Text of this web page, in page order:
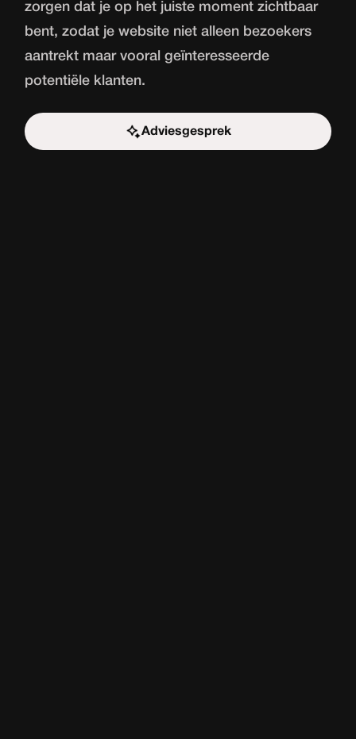
zorgen dat je op het juiste moment zichtbaar
bent, zodat je website niet alleen bezoekers
aantrekt maar vooral geïnteresseerde
potentiële klanten.
Adviesgesprek
Start de uitdaging